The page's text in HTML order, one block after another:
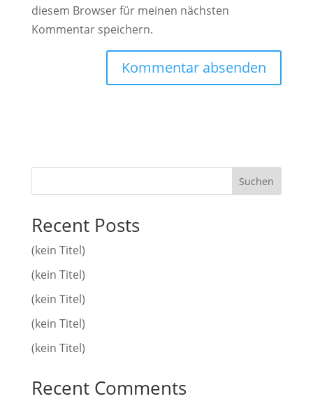
diesem Browser für meinen nächsten
Kommentar speichern.
Suchen
Recent Posts
(kein Titel)
(kein Titel)
(kein Titel)
(kein Titel)
(kein Titel)
Recent Comments